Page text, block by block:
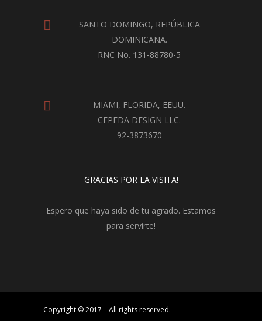
SANTO DOMINGO, REPÚBLICA
DOMINICANA.
RNC No. 131-88780-5
MIAMI, FLORIDA, EEUU.
CEPEDA DESIGN LLC.
92-3873670
GRACIAS POR LA VISITA!
Espero que haya sido de tu agrado. Estamos
para servirte!
Copyright © 2017 – All rights reserved.